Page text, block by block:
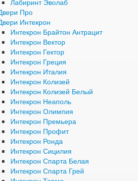
Лабиринт Эволаб
Про
Интекрон
Интекрон Брайтон Антрацит
Интекрон Вектор
Интекрон Гектор
Интекрон Греция
Интекрон Италия
Интекрон Колизей
Интекрон Колизей Белый
Интекрон Неаполь
Интекрон Олимпия
Интекрон Премьера
Интекрон Профит
Интекрон Ронда
Интекрон Сицилия
Интекрон Спарта Белая
Интекрон Спарта Грей